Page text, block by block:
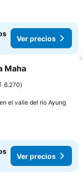
Ver precios
favoritos
Maha
6.270
el valle del río AyungVer
Ver precios